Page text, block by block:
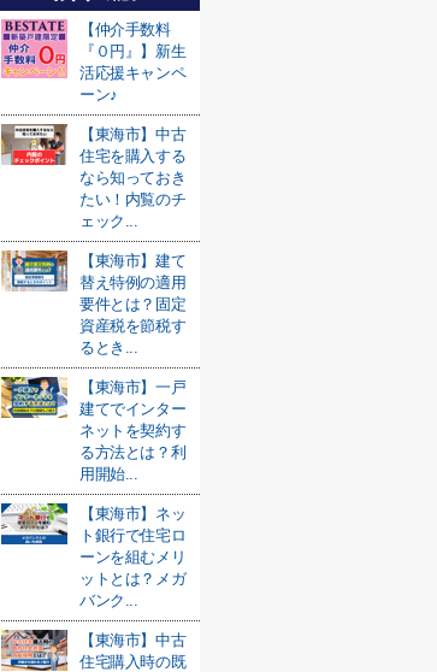
【仲介手数料
『０円』】新生
活応援キャンペ
ーン♪
【東海市】中古
住宅を購入する
なら知っておき
たい！内覧のチ
ェック...
【東海市】建て
替え特例の適用
要件とは？固定
資産税を節税す
るとき...
【東海市】一戸
建てでインター
ネットを契約す
る方法とは？利
用開始...
【東海市】ネッ
ト銀行で住宅ロ
ーンを組むメリ
ットとは？メガ
バンク...
【東海市】中古
住宅購入時の既